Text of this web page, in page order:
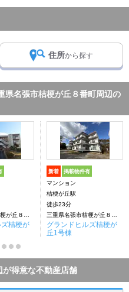
住所から探す
県名張市桔梗が丘８番町周辺の
桔梗が
新着 掲載物件有
マンション
桔梗が丘駅
徒歩23分
グランドヒルズ桔梗が
丘1号棟
が得意な不動産店舗